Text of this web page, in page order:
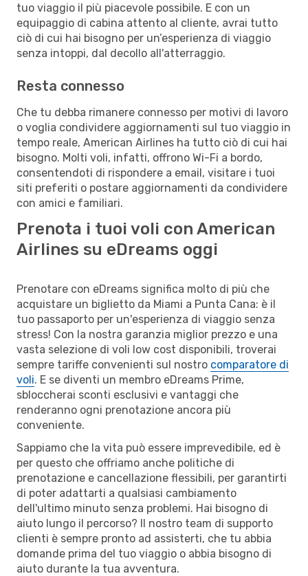
tuo viaggio il più piacevole possibile. E con un
equipaggio di cabina attento al cliente, avrai tutto
ciò di cui hai bisogno per un’esperienza di viaggio
senza intoppi, dal decollo all'atterraggio.
Resta connesso
Che tu debba rimanere connesso per motivi di lavoro
o voglia condividere aggiornamenti sul tuo viaggio in
tempo reale, American Airlines ha tutto ciò di cui hai
bisogno. Molti voli, infatti, offrono Wi-Fi a bordo,
consentendoti di rispondere a email, visitare i tuoi
siti preferiti o postare aggiornamenti da condividere
con amici e familiari.
Prenota i tuoi voli con American
Airlines su eDreams oggi
Prenotare con eDreams significa molto di più che
acquistare un biglietto da Miami a Punta Cana: è il
tuo passaporto per un'esperienza di viaggio senza
stress! Con la nostra garanzia miglior prezzo e una
vasta selezione di voli low cost disponibili, troverai
sempre tariffe convenienti sul nostro comparatore di
voli. E se diventi un membro eDreams Prime,
sbloccherai sconti esclusivi e vantaggi che
renderanno ogni prenotazione ancora più
conveniente.
Sappiamo che la vita può essere imprevedibile, ed è
per questo che offriamo anche politiche di
prenotazione e cancellazione flessibili, per garantirti
di poter adattarti a qualsiasi cambiamento
dell'ultimo minuto senza problemi. Hai bisogno di
aiuto lungo il percorso? Il nostro team di supporto
clienti è sempre pronto ad assisterti, che tu abbia
domande prima del tuo viaggio o abbia bisogno di
aiuto durante la tua avventura.